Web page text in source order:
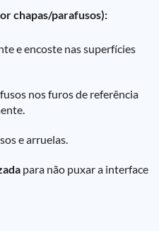
chapas/parafusos):
e encoste nas superfícies
nos furos de referência
e arruelas.
para não puxar a interface